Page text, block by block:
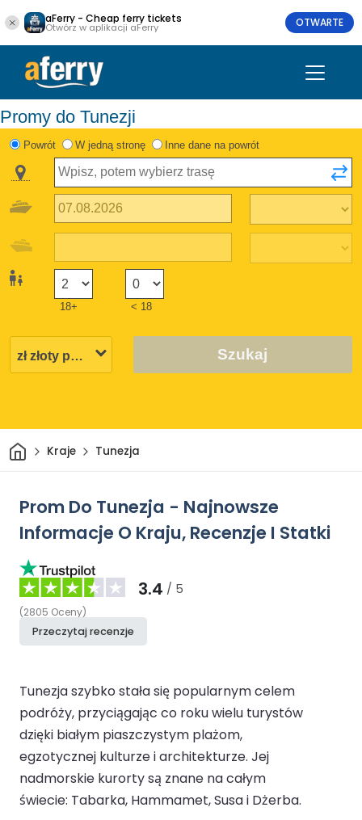
aFerry - Cheap ferry tickets
Otwórz w aplikacji aFerry OTWARTE
Promy do Tunezji
Powrót W jedną stronę Inne dane na powrót
18+ < 18
Szukaj
DomKraje Tunezja
Prom Do Tunezja - Najnowsze
Informacje O Kraju, Recenzje I Statki
3.4 / 5
(2805 Oceny)
Przeczytaj recenzje
Tunezja szybko stała się popularnym celem
podróży, przyciągając co roku wielu turystów
dzięki białym piaszczystym plażom,
egzotycznej kulturze i architekturze. Jej
nadmorskie kurorty są znane na całym
świecie: Tabarka, Hammamet, Susa i Dżerba.